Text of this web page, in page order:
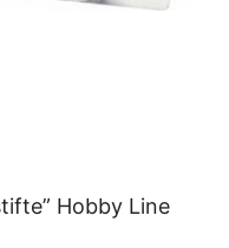
Hobby Line